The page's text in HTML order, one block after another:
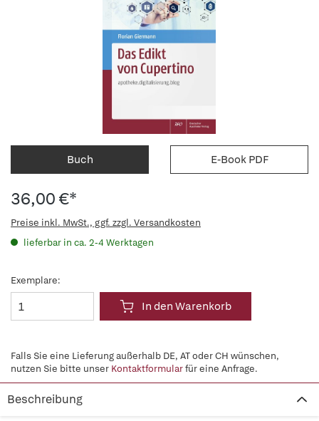
Buch E-Book PDF
36,00 €*
Preise inkl. MwSt., ggf. zzgl. Versandkosten
lieferbar in ca. 2-4 Werktagen
Exemplare:
In den Warenkorb
Falls Sie eine Lieferung außerhalb DE, AT oder CH wünschen,
nutzen Sie bitte unser Kontaktformularfür eine Anfrage.
Beschreibung